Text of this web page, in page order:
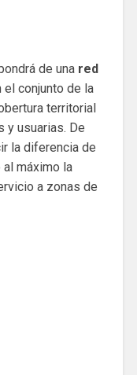
de una red
el conjunto de la
territorial
y usuarias. De
la diferencia de
máximo la
a zonas de